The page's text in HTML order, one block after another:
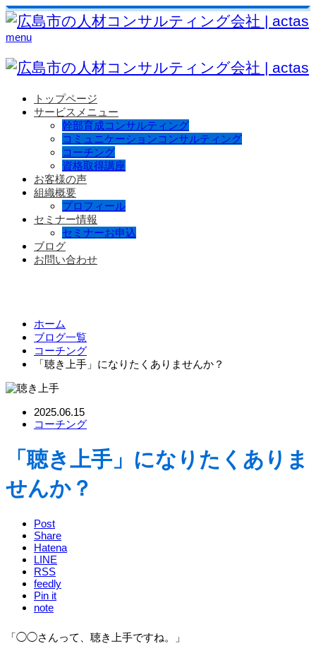
menu
トップページ
サービスメニュー
幹部育成コンサルティング
コミュニケーションコンサルティング
コーチング
資格取得講座
お客様の声
組織概要
プロフィール
セミナー情報
セミナーお申込
ブログ
お問い合わせ
ホーム
ブログ一覧
コーチング
「聴き上手」になりたくありませんか？
2025.06.15
コーチング
「聴き上手」になりたくありま
せんか？
Post
Share
Hatena
LINE
RSS
feedly
Pin it
note
「◯◯さんって、聴き上手ですね。」